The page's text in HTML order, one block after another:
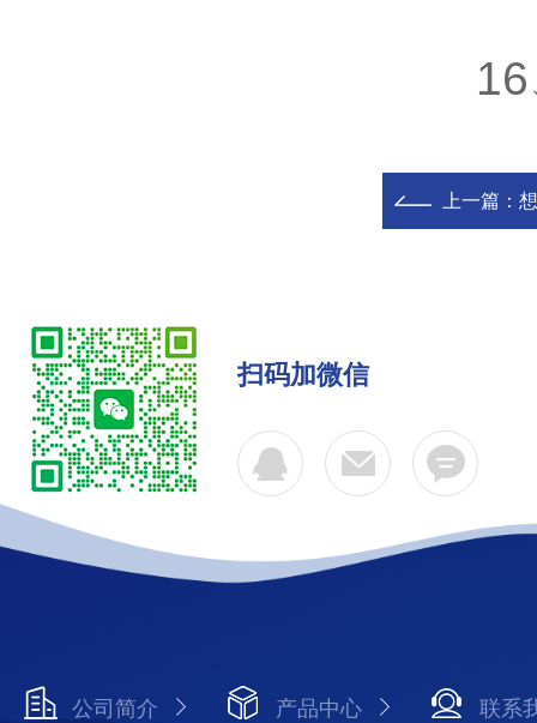
16、
上一篇：
扫码加微信
公司简介 产品中心 联系